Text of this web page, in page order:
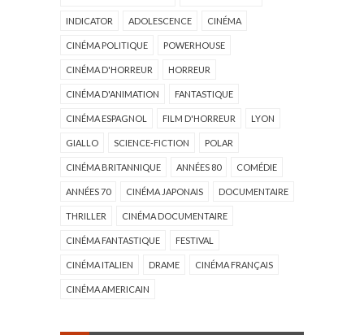
INDICATOR ADOLESCENCE CINÉMA
CINÉMA POLITIQUE POWERHOUSE
CINÉMA D'HORREUR HORREUR
CINÉMA D'ANIMATION FANTASTIQUE
CINÉMA ESPAGNOL FILM D'HORREUR LYON
GIALLO SCIENCE-FICTION POLAR
CINÉMA BRITANNIQUE ANNÉES 80 COMÉDIE
ANNÉES 70 CINÉMA JAPONAIS DOCUMENTAIRE
THRILLER CINÉMA DOCUMENTAIRE
CINÉMA FANTASTIQUE FESTIVAL
CINÉMA ITALIEN DRAME CINÉMA FRANÇAIS
CINÉMA AMERICAIN